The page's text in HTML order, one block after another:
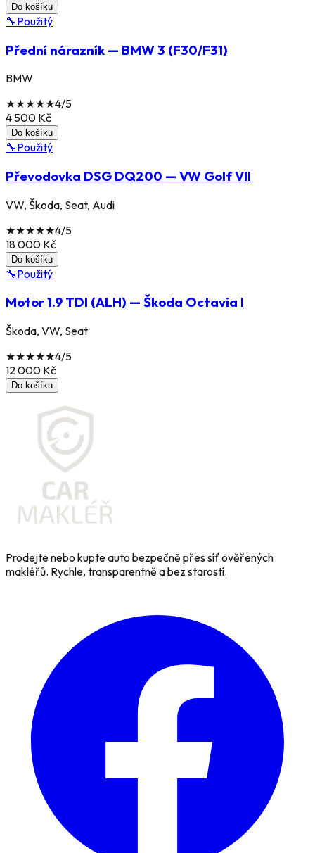
Do košíku
🔧Použitý
Přední nárazník — BMW 3 (F30/F31)
BMW
★★★★★4/5
4 500 Kč
Do košíku
🔧Použitý
Převodovka DSG DQ200 — VW Golf VII
VW, Škoda, Seat, Audi
★★★★★4/5
18 000 Kč
Do košíku
🔧Použitý
Motor 1.9 TDI (ALH) — Škoda Octavia I
Škoda, VW, Seat
★★★★★4/5
12 000 Kč
Do košíku
Prodejte nebo kupte auto bezpečně přes síť ověřených
makléřů. Rychle, transparentně a bez starostí.